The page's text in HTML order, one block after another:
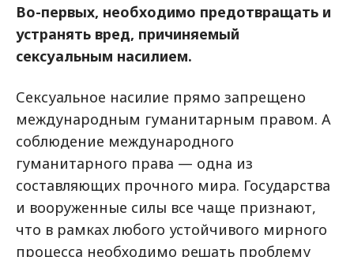
Во-первых, необходимо предотвращать и
устранять вред, причиняемый
сексуальным насилием.
Сексуальное насилие прямо запрещено
международным гуманитарным правом. А
соблюдение международного
гуманитарного права — одна из
составляющих прочного мира. Государства
и вооруженные силы все чаще признают,
что в рамках любого устойчивого мирного
процесса необходимо решать проблему